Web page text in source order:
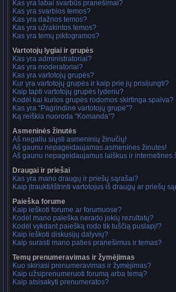
Kas yra labai svarbūs pranešimai?
Kas yra svarbios temos?
Kas yra dažnos temos?
Kas yra užrakintos temos?
Kas yra temų piktogramos?
Vartotojų lygiai ir grupės
Kas yra administratoriai?
Kas yra moderatoriai?
Kas yra vartotojų grupės?
Kur yra vartotojų grupės ir kaip prie jų prisijungti?
Kaip tapti vartotojų grupės lyderiu?
Kodėl kai kurios grupės rodomos skirtinga spalva?
Kas yra “Pagrindinė vartotojų grupė”?
Ką reiškia nuoroda “Komanda”?
Asmeninės žinutės
Aš negaliu siųsti asmeninių žinučių!
Aš gaunu nepageidaujamas asmenines žinutes!
Aš gaunu nepageidaujamus laiškus ir
Draugai ir priešai
Kas yra mano draugų ir priešų sąrašai?
Kaip įtraukti/ištrinti vartotojus iš draugų ar priešų
Paieška forume
Kaip ieškoti forume ar forumuose?
Kodėl mano paieška nerado jokių rezultatų?
Kodėl vykdant paiešką rodo tik tuščią puslapį!?
Kaip ieškoti diskusijų dalyvių?
Kaip surasti mano paties pranešimus ir temas?
Temų prenumeravimas ir žymėjimas
Kuo skiriasi prenumeravimas ir žymėjimas?
Kaip užsiprenumeruoti forumą arba temą?
Kaip atsisakyti prenumeratos?